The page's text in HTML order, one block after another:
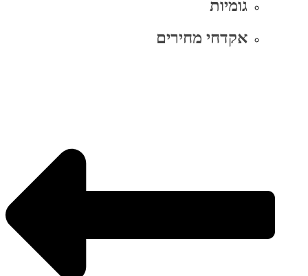
גומיות
אקדחי מחירים